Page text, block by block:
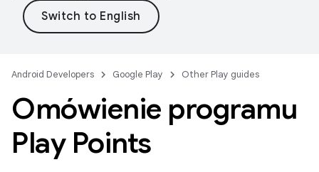
Android Developers Google Play Other Play guides
Omówienie programu
Play Points